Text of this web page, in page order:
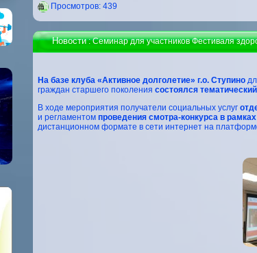
Проcмотров: 439
Новости: Семинар для участников Фестиваля
На базе клуба «Активное долголетие» г.о. Ступино
граждан старшего поколения состоялся
В ходе мероприятия получатели социальных услуг
и регламентом проведения смотра-конкурса в
дистанционном формате в сети интернет на